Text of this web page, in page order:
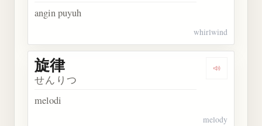
angin puyuh
whirlwind
Dengarkan
旋律
せんりつ
melodi
melody